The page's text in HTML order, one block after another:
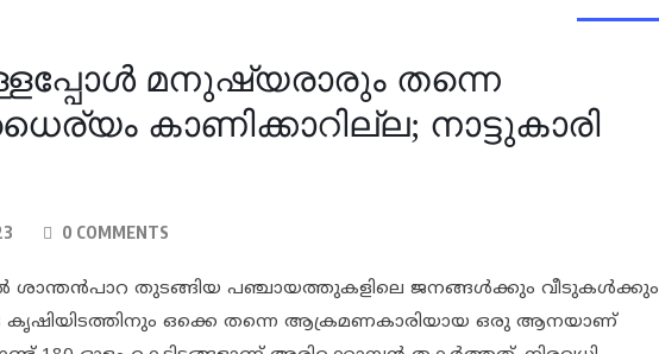
മനുഷ്യരാരും തന്നെ
കാണിക്കാറില്ല; നാട്ടുകാരി
0 COMMENTS
ശാന്തൻപാറ തുടങ്ങിയ പഞ്ചായത്തുകളിലെ ജനങ്ങൾക്കും വീടുകൾക്കും
ഒക്കെ തന്നെ ആക്രമണകാരിയായ ഒരു ആനയാണ്